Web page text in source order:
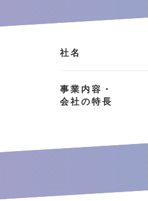
社名
事業内容・
会社の特長